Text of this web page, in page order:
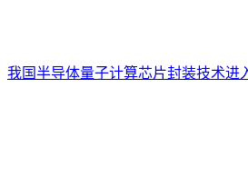
我国半导体量子计算芯片封装技术进